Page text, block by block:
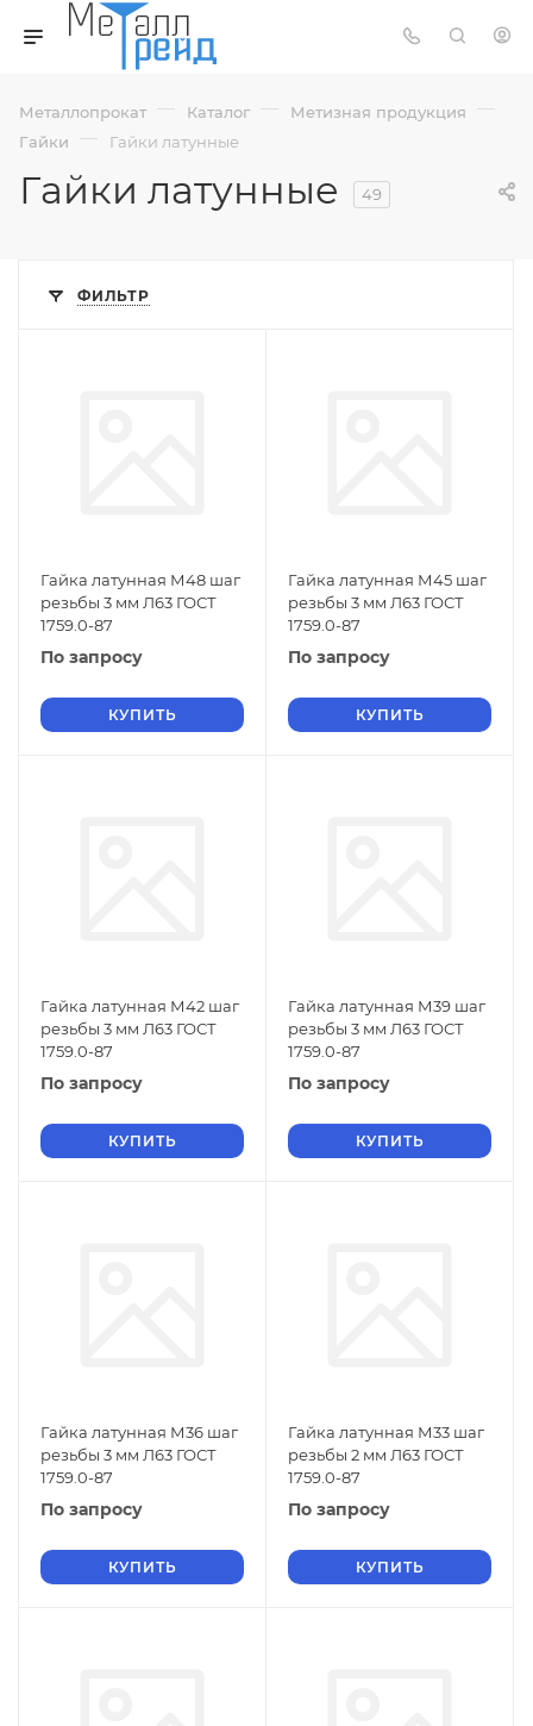
Металлопрокат — Каталог — Метизная продукция —
Гайки — Гайки латунные
Гайки латунные 49
ФИЛЬТР
Гайка латунная М48 шаг
резьбы 3 мм Л63 ГОСТ
1759.0-87
По запросу
КУПИТЬ
Гайка латунная М45 шаг
резьбы 3 мм Л63 ГОСТ
1759.0-87
По запросу
КУПИТЬ
Гайка латунная М42 шаг
резьбы 3 мм Л63 ГОСТ
1759.0-87
По запросу
КУПИТЬ
Гайка латунная М39 шаг
резьбы 3 мм Л63 ГОСТ
1759.0-87
По запросу
КУПИТЬ
Гайка латунная М36 шаг
резьбы 3 мм Л63 ГОСТ
1759.0-87
По запросу
КУПИТЬ
Гайка латунная М33 шаг
резьбы 2 мм Л63 ГОСТ
1759.0-87
По запросу
КУПИТЬ